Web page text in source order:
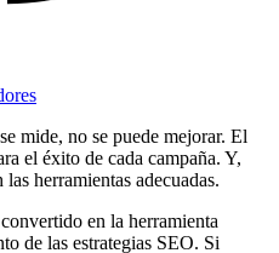
mide, no se puede mejorar. El
el éxito de cada campaña. Y,
herramientas adecuadas.
en la herramienta
de las estrategias SEO. Si